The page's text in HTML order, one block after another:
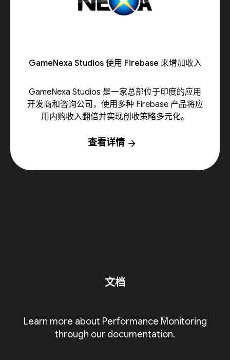
GameNexa Studios 使用 Firebase 来增加收入
GameNexa Studios 是一家总部位于印度的应用
开发商和咨询公司，使用多种 Firebase 产品将应
用内购收入翻倍并实现创收策略多元化。
查看详情 arrow_forward
文档
Learn more about Performance Monitoring
through our documentation.